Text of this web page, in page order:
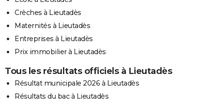
Crèches à Lieutadès
Maternités à Lieutadès
Entreprises à Lieutadès
Prix immobilier à Lieutadès
Tous les résultats officiels à Lieutadès
Résultat municipale 2026 à Lieutadès
Résultats du bac à Lieutadès